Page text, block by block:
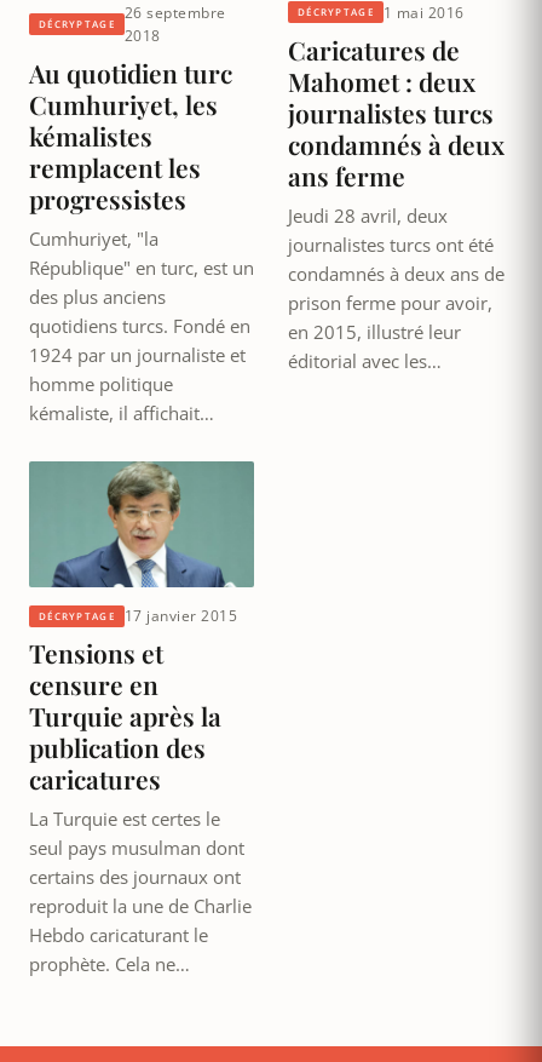
DÉCRYPTAGE
26 septembre
2018
Au quotidien turc
Cumhuriyet, les
kémalistes
remplacent les
progressistes
Cumhuriyet, "la
République" en turc, est un
des plus anciens
quotidiens turcs. Fondé en
1924 par un journaliste et
homme politique
kémaliste, il affichait…
DÉCRYPTAGE 1 mai 2016
Caricatures de
Mahomet : deux
journalistes turcs
condamnés à deux
ans ferme
Jeudi 28 avril, deux
journalistes turcs ont été
condamnés à deux ans de
prison ferme pour avoir,
en 2015, illustré leur
éditorial avec les…
DÉCRYPTAGE 17 janvier 2015
Tensions et
censure en
Turquie après la
publication des
caricatures
La Turquie est certes le
seul pays musulman dont
certains des journaux ont
reproduit la une de Charlie
Hebdo caricaturant le
prophète. Cela ne…